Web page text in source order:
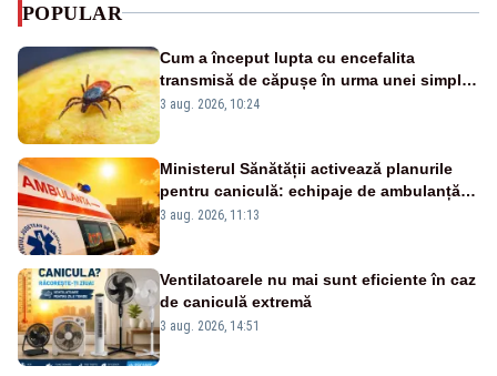
POPULAR
Cum a început lupta cu encefalita
transmisă de căpușe în urma unei simple
vacanțe
3 aug. 2026, 10:24
Ministerul Sănătății activează planurile
pentru caniculă: echipaje de ambulanță
suplimentate, stocuri de medicamente
3 aug. 2026, 11:13
Ventilatoarele nu mai sunt eficiente în caz
de caniculă extremă
3 aug. 2026, 14:51